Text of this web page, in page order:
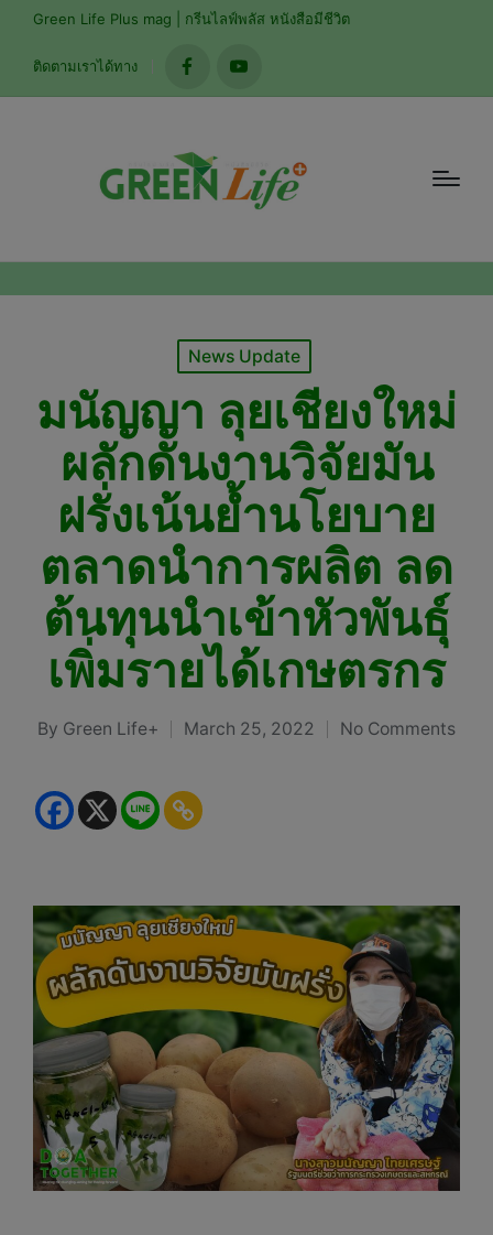
Green Life Plus mag | กรีนไลฟ์พลัส หนังสือมีชีวิต
ติดตามเราได้ทาง
facebookyoutube
Posted
News Update
มนัญญา ลุยเชียงใหม่
ผลักดันงานวิจัยมัน
ฝรั่งเน้นย้ำนโยบาย
ตลาดนำการผลิต ลด
ต้นทุนนำเข้าหัวพันธุ์
เพิ่มรายได้เกษตรกร
Posted
By Green Life+ March 25, 2022 No Comments
modal-check